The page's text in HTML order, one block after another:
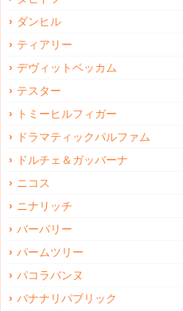
ダンヒル
ティアリー
デヴィットベッカム
テスター
トミーヒルフィガー
ドラマティックパルファム
ドルチェ＆ガッバーナ
ニコス
ニナリッチ
バーバリー
パームツリー
パコラバンヌ
バナナリパブリック